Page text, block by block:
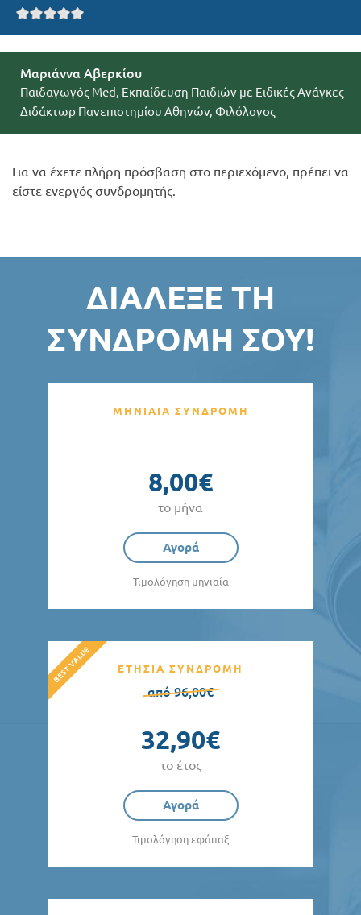
Μαριάννα Αβερκίου
Παιδαγωγός Med, Εκπαίδευση Παιδιών με Ειδικές Ανάγκες
Διδάκτωρ Πανεπιστημίου Αθηνών, Φιλόλογος
Για να έχετε πλήρη πρόσβαση στο περιεχόμενο, πρέπει να
είστε ενεργός συνδρομητής.
ΔΙΆΛΕΞΕ ΤΗ
ΣΥΝΔΡΟΜΉ ΣΟΥ!
ΜΗΝΙΑΙΑ ΣΥΝΔΡΟΜΗ
8,00€
το μήνα
Αγορά
Τιμολόγηση μηνιαία
ΕΤΗΣΙΑ ΣΥΝΔΡΟΜΗ
από 96,00€
32,90€
το έτος
Αγορά
Τιμολόγηση εφάπαξ